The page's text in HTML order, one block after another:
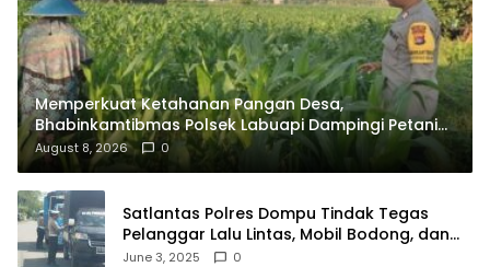
Memperkuat Ketahanan Pangan Desa,
Bhabinkamtibmas Polsek Labuapi Dampingi Petani
Kuranji Dalang
August 8, 2026 0
Satlantas Polres Dompu Tindak Tegas
Pelanggar Lalu Lintas, Mobil Bodong, dan
Kendaraan Tak Bayar Pajak
June 3, 2025 0